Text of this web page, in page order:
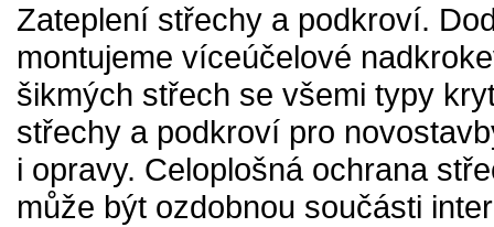
Zateplení střechy a podkroví.
montujeme víceúčelové
šikmých střech se všemi typy
střechy a podkroví pro
i opravy. Celoplošná ochrana
může být ozdobnou součásti